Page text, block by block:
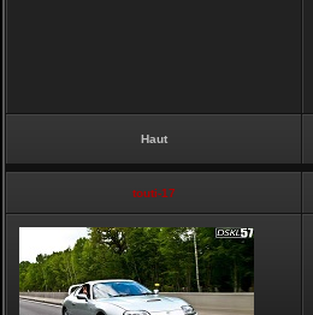
Haut
touti-17